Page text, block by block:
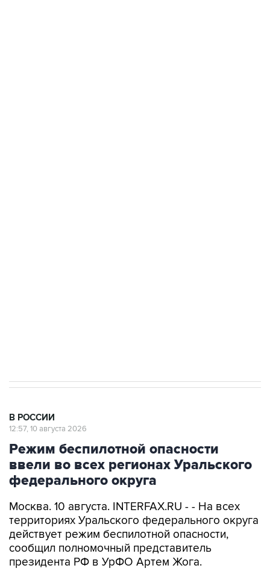
В РОССИИ
12:57, 10 августа 2026
Режим беспилотной опасности
ввели во всех регионах Уральского
федерального округа
Москва. 10 августа. INTERFAX.RU - - На всех
территориях Уральского федерального округа
действует режим беспилотной опасности,
сообщил полномочный представитель
президента РФ в УрФО Артем Жога.